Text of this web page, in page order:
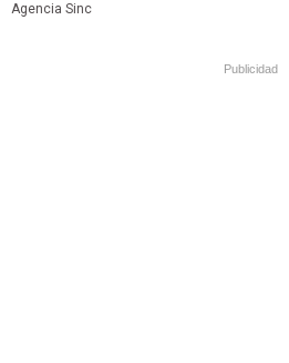
Agencia Sinc
Publicidad